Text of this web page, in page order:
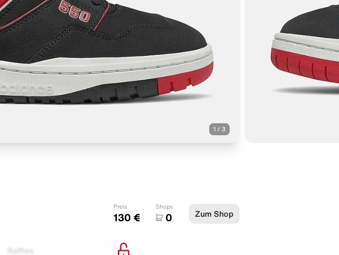
1 / 3
Preis
130 €
Shops
0 Zum Shop
Raffles